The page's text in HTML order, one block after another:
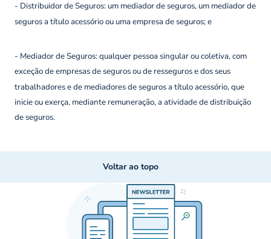
- Distribuidor de Seguros: um mediador de seguros, um mediador de
seguros a título acessório ou uma empresa de seguros; e
- Mediador de Seguros: qualquer pessoa singular ou coletiva, com
exceção de empresas de seguros ou de resseguros e dos seus
trabalhadores e de mediadores de seguros a título acessório, que
inicie ou exerça, mediante remuneração, a atividade de distribuição
de seguros.
Voltar ao topo